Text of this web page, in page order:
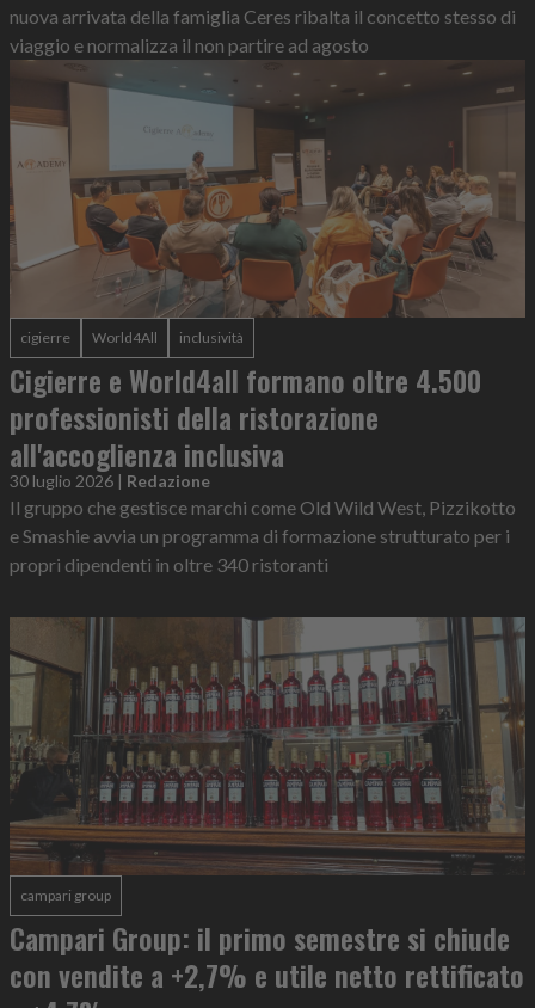
nuova arrivata della famiglia Ceres ribalta il concetto stesso di
viaggio e normalizza il non partire ad agosto
cigierre World4All inclusività
Cigierre e World4all formano oltre 4.500
professionisti della ristorazione
all'accoglienza inclusiva
30 luglio 2026 | Redazione
Il gruppo che gestisce marchi come Old Wild West, Pizzikotto
e Smashie avvia un programma di formazione strutturato per i
propri dipendenti in oltre 340 ristoranti
campari group
Campari Group: il primo semestre si chiude
con vendite a +2,7% e utile netto rettificato